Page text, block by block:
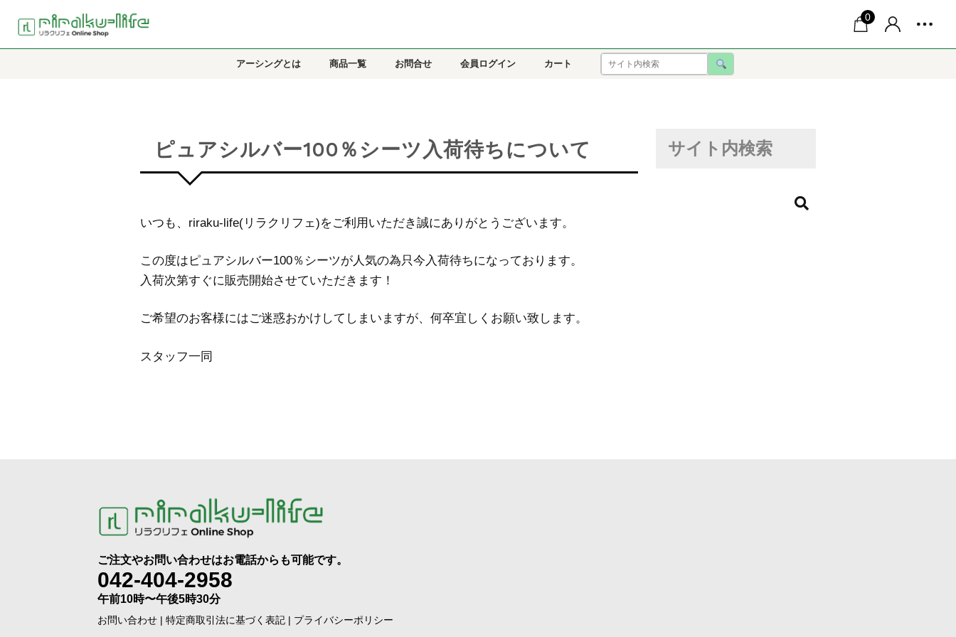
0
アーシングとは 商品一覧 お問合せ 会員ログイン カート
ピュアシルバー100％シーツ入荷待ちについて
いつも、riraku-life(リラクリフェ)をご利用いただき誠にありがとうございます。
この度はピュアシルバー100％シーツが人気の為只今入荷待ちになっております。
入荷次第すぐに販売開始させていただきます！
ご希望のお客様にはご迷惑おかけしてしまいますが、何卒宜しくお願い致します。
スタッフ一同
サイト内検索
ご注文やお問い合わせはお電話からも可能です。
042-404-2958
午前10時〜午後5時30分
お問い合わせ | 特定商取引法に基づく表記 | プライバシーポリシー